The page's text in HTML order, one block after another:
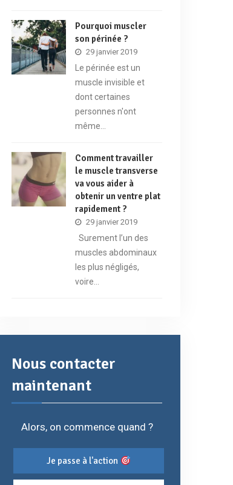
Pourquoi muscler
son périnée ?
29 janvier 2019
Le périnée est un
muscle invisible et
dont certaines
personnes n'ont
même…
Comment travailler
le muscle transverse
va vous aider à
obtenir un ventre plat
rapidement ?
29 janvier 2019
Surement l’un des
muscles abdominaux
les plus négligés,
voire…
Nous contacter
maintenant
Alors, on commence quand ?
Je passe à l'action